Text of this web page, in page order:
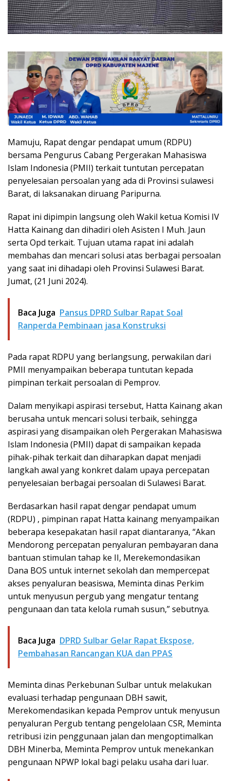
Mamuju, Rapat dengar pendapat umum (RDPU)
bersama Pengurus Cabang Pergerakan Mahasiswa
Islam Indonesia (PMII) terkait tuntutan percepatan
penyelesaian persoalan yang ada di Provinsi sulawesi
Barat, di laksanakan diruang Paripurna.
Rapat ini dipimpin langsung oleh Wakil ketua Komisi IV
Hatta Kainang dan dihadiri oleh Asisten I Muh. Jaun
serta Opd terkait. Tujuan utama rapat ini adalah
membahas dan mencari solusi atas berbagai persoalan
yang saat ini dihadapi oleh Provinsi Sulawesi Barat.
Jumat, (21 Juni 2024).
Baca Juga Pansus DPRD Sulbar Rapat Soal
Ranperda Pembinaan jasa Konstruksi
Pada rapat RDPU yang berlangsung, perwakilan dari
PMII menyampaikan beberapa tuntutan kepada
pimpinan terkait persoalan di Pemprov.
Dalam menyikapi aspirasi tersebut, Hatta Kainang akan
berusaha untuk mencari solusi terbaik, sehingga
aspirasi yang disampaikan oleh Pergerakan Mahasiswa
Islam Indonesia (PMII) dapat di sampaikan kepada
pihak-pihak terkait dan diharapkan dapat menjadi
langkah awal yang konkret dalam upaya percepatan
penyelesaian berbagai persoalan di Sulawesi Barat.
Berdasarkan hasil rapat dengar pendapat umum
(RDPU) , pimpinan rapat Hatta kainang menyampaikan
beberapa kesepakatan hasil rapat diantaranya, “Akan
Mendorong percepatan penyaluran pembayaran dana
bantuan stimulan tahap ke II, Merekemondasikan
Dana BOS untuk internet sekolah dan mempercepat
akses penyaluran beasiswa, Meminta dinas Perkim
untuk menyusun pergub yang mengatur tentang
pengunaan dan tata kelola rumah susun,” sebutnya.
Baca Juga DPRD Sulbar Gelar Rapat Ekspose,
Pembahasan Rancangan KUA dan PPAS
Meminta dinas Perkebunan Sulbar untuk melakukan
evaluasi terhadap pengunaan DBH sawit,
Merekomendasikan kepada Pemprov untuk menyusun
penyaluran Pergub tentang pengelolaan CSR, Meminta
retribusi izin penggunaan jalan dan mengoptimalkan
DBH Minerba, Meminta Pemprov untuk menekankan
pengunaan NPWP lokal bagi pelaku usaha dari luar.